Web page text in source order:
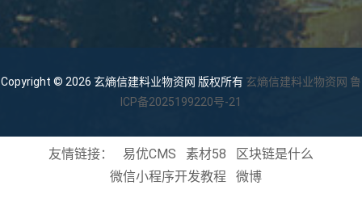
Copyright © 2026 玄熵信建料业物资网 版权所有 玄熵信建料业物资网 鲁
ICP备2025199220号-21
友情链接： 易优CMS 素材58
区块链是什么
微信小程序开发教程
微博